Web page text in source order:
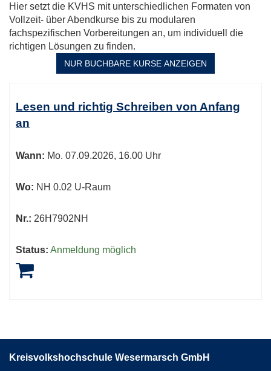
Hier setzt die KVHS mit unterschiedlichen Formaten von
Vollzeit- über Abendkurse bis zu modularen
fachspezifischen Vorbereitungen an, um individuell die
richtigen Lösungen zu finden.
NUR BUCHBARE KURSE ANZEIGEN
Tabellenüberschriften
können
sortiert
Lesen und richtig Schreiben von Anfang
an
Wann: Mo. 07.09.2026, 16.00 Uhr
Wo: NH 0.02 U-Raum
Nr.: 26H7902NH
Status: Anmeldung möglich
Kreisvolkshochschule Wesermarsch GmbH